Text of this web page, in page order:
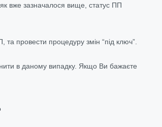
вже зазначалося вище, статус ПП
провести процедуру змін “під ключ”.
в даному випадку. Якщо Ви бажаєте